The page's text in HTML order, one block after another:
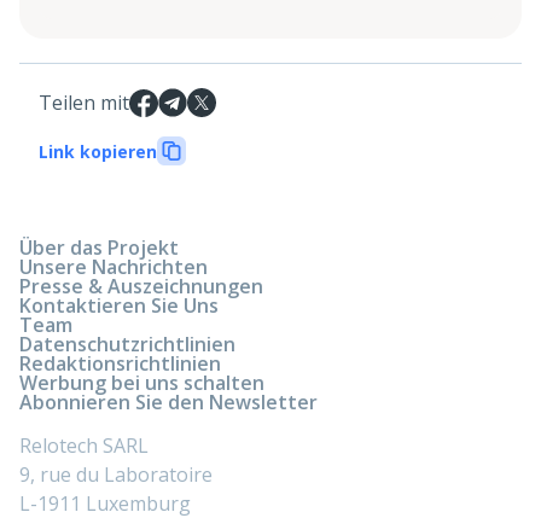
Teilen mit
Link kopieren
Über das Projekt
Unsere Nachrichten
Presse & Auszeichnungen
Kontaktieren Sie Uns
Team
Datenschutzrichtlinien
Redaktionsrichtlinien
Werbung bei uns schalten
Abonnieren Sie den Newsletter
Relotech SARL
9, rue du Laboratoire
L-1911 Luxemburg